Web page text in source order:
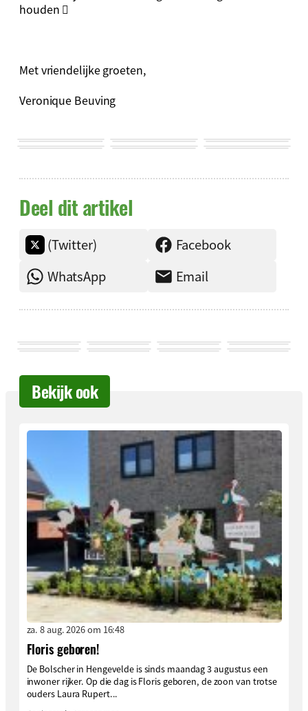
houden 
Met vriendelijke groeten,
Veronique Beuving
Deel dit artikel
(Twitter)
Facebook
WhatsApp
Email
Bekijk ook
za. 8 aug. 2026 om 16:48
Floris geboren!
De Bolscher in Hengevelde is sinds maandag 3 augustus een
inwoner rijker. Op die dag is Floris geboren, de zoon van trotse
ouders Laura Rupert...